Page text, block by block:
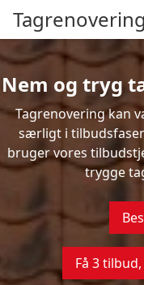
Nem og tryg
Tagrenovering kan
særligt i
bruger vores
trygge
Få 3